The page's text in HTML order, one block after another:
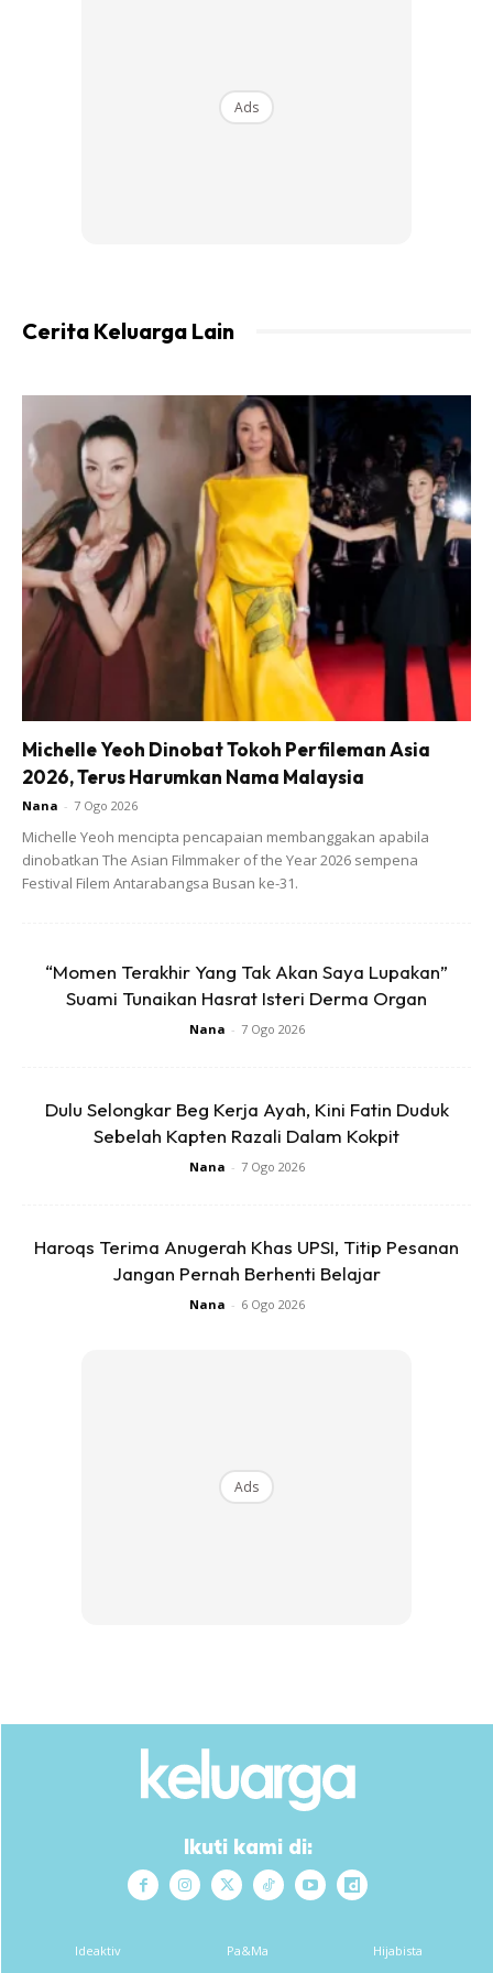
Cara-cara membuatnya
Anda mungkin berminat dengan
SHOPEE MY
CENDAWAN RANGUP BY
RM14.6RM14.6
Buy Now
SHOPEE MY
[500g – 1kg] Frozen Halal
Dimsum / Dimsum Sejuk
B...
RM49RM24
Buy Now
❮ 1
Ads
Cerita Keluarga Lain
Michelle Yeoh Dinobat Tokoh Perfileman Asia
2026, Terus Harumkan Nama Malaysia
Nana - 7 Ogo 2026
Michelle Yeoh mencipta pencapaian membanggakan apabila
dinobatkan The Asian Filmmaker of the Year 2026 sempena
Festival Filem Antarabangsa Busan ke-31.
“Momen Terakhir Yang Tak Akan Saya Lupakan”
Suami Tunaikan Hasrat Isteri Derma Organ
Nana - 7 Ogo 2026
Dulu Selongkar Beg Kerja Ayah, Kini Fatin Duduk
Sebelah Kapten Razali Dalam Kokpit
Nana - 7 Ogo 2026
Haroqs Terima Anugerah Khas UPSI, Titip Pesanan
Jangan Pernah Berhenti Belajar
Nana - 6 Ogo 2026
Ads
Ikuti kami di:
Ideaktiv Pa&Ma Hijabista